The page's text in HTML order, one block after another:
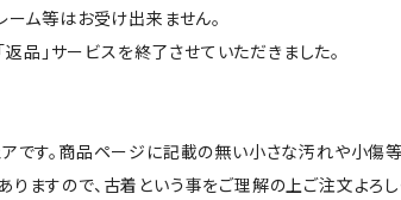
ーム等はお受け出来ません。
品」サービスを終了させていただきました。
アです。商品ページに記載の無い小さな汚れや小傷
ますので、古着という事をご理解の上ご注文よろし